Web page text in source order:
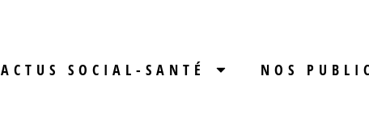
ACTUS SOCIAL-SANTÉ NOS